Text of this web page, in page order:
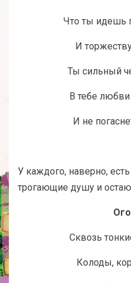
Что ты идешь
И
Ты сильный
В тебе любви
И не
Е.Г.
У каждого, наверно,
трогающие душу и
Сквозь
Колоды,